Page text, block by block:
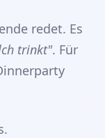
redet. Es
trinkt". Für